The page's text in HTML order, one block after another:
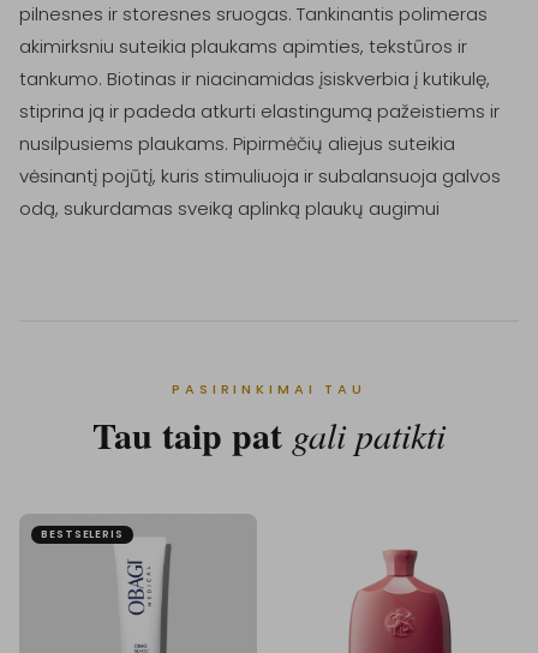
pilnesnes ir storesnes sruogas. Tankinantis polimeras
akimirksniu suteikia plaukams apimties, tekstūros ir
tankumo. Biotinas ir niacinamidas įsiskverbia į kutikulę,
stiprina ją ir padeda atkurti elastingumą pažeistiems ir
nusilpusiems plaukams. Pipirmėčių aliejus suteikia
vėsinantį pojūtį, kuris stimuliuoja ir subalansuoja galvos
odą, sukurdamas sveiką aplinką plaukų augimui
PASIRINKIMAI TAU
Tau taip pat gali patikti
BESTSELERIS